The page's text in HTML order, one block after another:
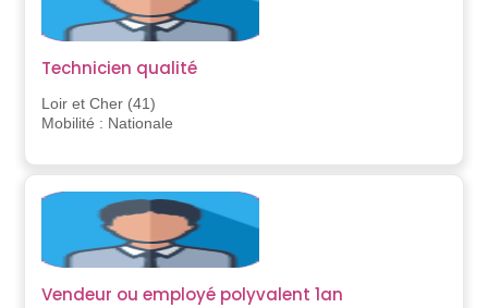
Technicien qualité
Loir et Cher (41)
Mobilité : Nationale
Vendeur ou employé polyvalent 1an